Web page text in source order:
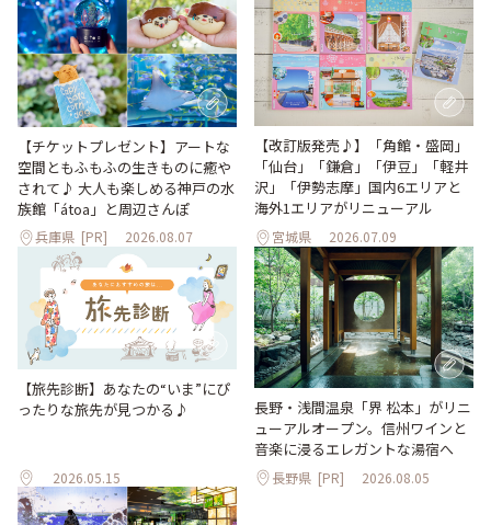
【チケットプレゼント】アートな
空間ともふもふの生きものに癒や
されて♪ 大人も楽しめる神戸の水
族館「átoa」と周辺さんぽ
兵庫県 [PR] 2026.08.07
【改訂版発売♪】「角館・盛岡」
「仙台」「鎌倉」「伊豆」「軽井
沢」「伊勢志摩」国内6エリアと
海外1エリアがリニューアル
宮城県 2026.07.09
【旅先診断】あなたの“いま”にぴ
ったりな旅先が見つかる♪
2026.05.15
長野・浅間温泉「界 松本」がリニ
ューアルオープン。信州ワインと
音楽に浸るエレガントな湯宿へ
長野県 [PR] 2026.08.05